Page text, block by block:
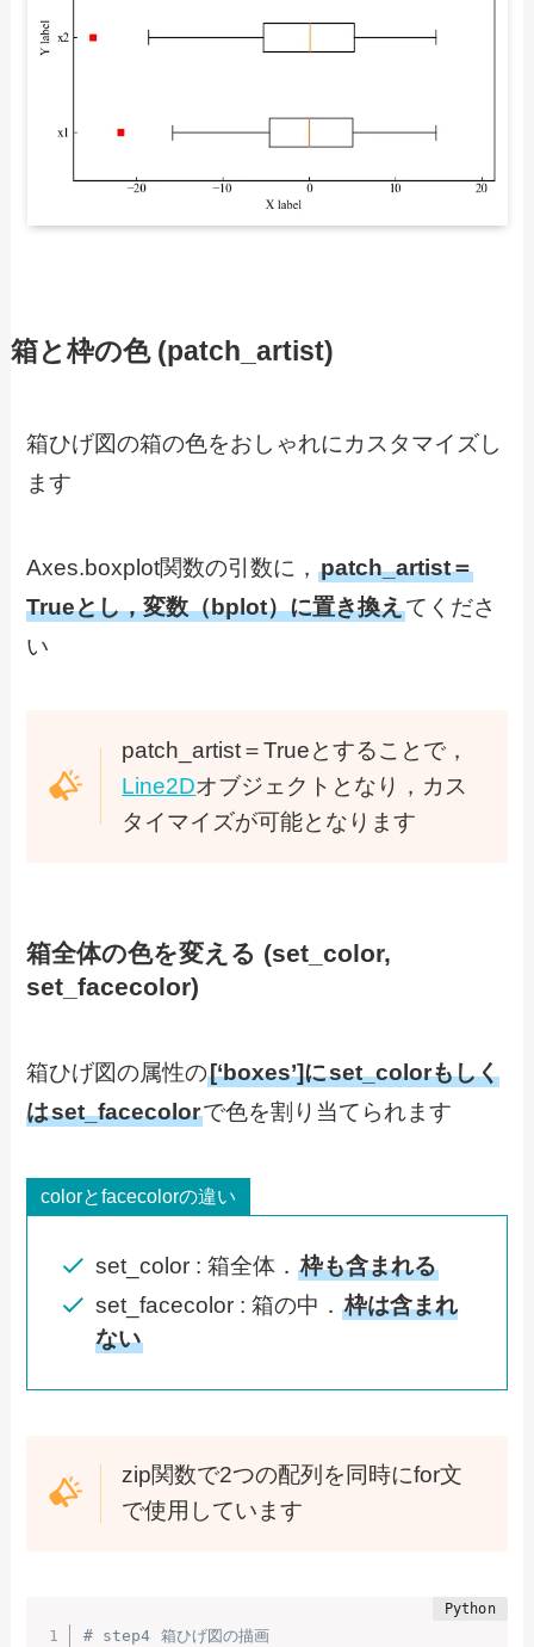
箱と枠の色 (patch_artist)
箱ひげ図の箱の色をおしゃれにカスタマイズし
ます
Axes.boxplot関数の引数に，patch_artist＝
Trueとし，変数（bplot）に置き換えてくださ
い
patch_artist＝Trueとすることで，
Line2Dオブジェクトとなり，カス
タイマイズが可能となります
箱全体の色を変える (set_color,
set_facecolor)
箱ひげ図の属性の[‘boxes’]にset_colorもしく
はset_facecolorで色を割り当てられます
colorとfacecolorの違い
set_color : 箱全体． 枠も含まれる
set_facecolor : 箱の中． 枠は含まれ
ない
zip関数で2つの配列を同時にfor文
で使用しています
# step4 箱ひげ図の描画